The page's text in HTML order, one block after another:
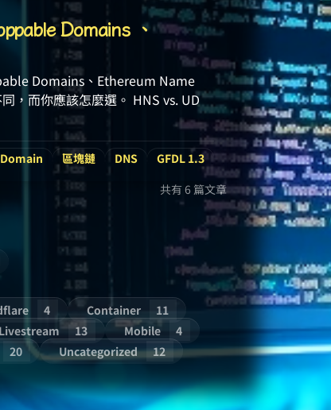
Domains 、
Domains、Ethereum Name
，而你應該怎麼選。 HNS vs. UD
區塊鏈 DNS
GFDL 1.3
共有 6 篇文章
4 Container
11
Livestream 13 Mobile
4
20 Uncategorized 12